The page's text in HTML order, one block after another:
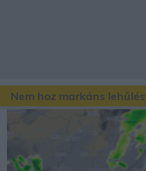
Nem hoz markáns